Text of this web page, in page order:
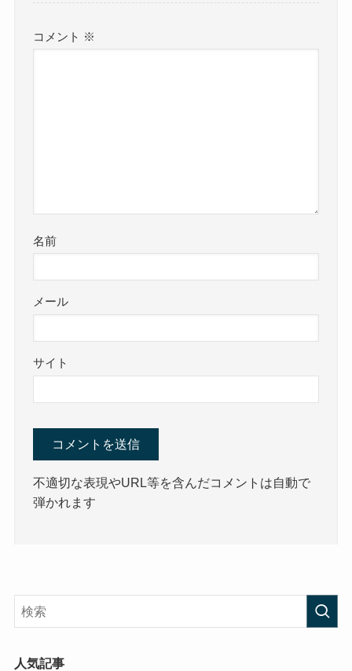
コメント ※
名前
メール
サイト
不適切な表現やURL等を含んだコメントは自動で
弾かれます
人気記事